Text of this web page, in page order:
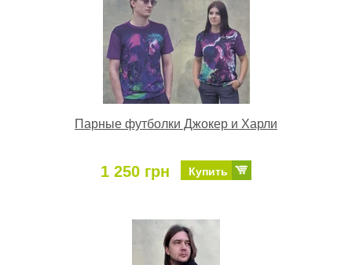
Парные футболки Джокер и Харли
1 250 грн Купить